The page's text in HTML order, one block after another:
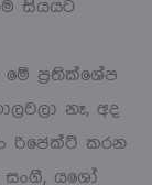
සියයට
ප්‍රතික්ශේප
නෑ, අද
රිජෙක්ට් කරන
සංගී, යශෝ